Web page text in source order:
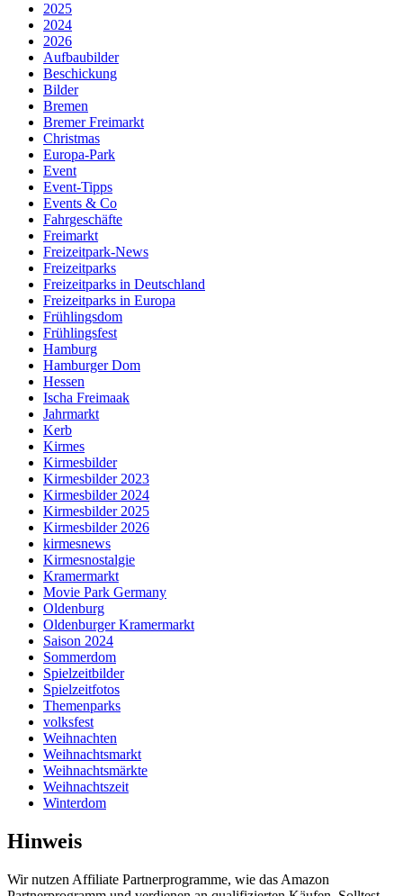
2025
2024
2026
Aufbaubilder
Beschickung
Bilder
Bremen
Bremer Freimarkt
Christmas
Europa-Park
Event
Event-Tipps
Events & Co
Fahrgeschäfte
Freimarkt
Freizeitpark-News
Freizeitparks
Freizeitparks in Deutschland
Freizeitparks in Europa
Frühlingsdom
Frühlingsfest
Hamburg
Hamburger Dom
Hessen
Ischa Freimaak
Jahrmarkt
Kerb
Kirmes
Kirmesbilder
Kirmesbilder 2023
Kirmesbilder 2024
Kirmesbilder 2025
Kirmesbilder 2026
kirmesnews
Kirmesnostalgie
Kramermarkt
Movie Park Germany
Oldenburg
Oldenburger Kramermarkt
Saison 2024
Sommerdom
Spielzeitbilder
Spielzeitfotos
Themenparks
volksfest
Weihnachten
Weihnachtsmarkt
Weihnachtsmärkte
Weihnachtszeit
Winterdom
Hinweis
Wir nutzen Affiliate Partnerprogramme, wie das Amazon